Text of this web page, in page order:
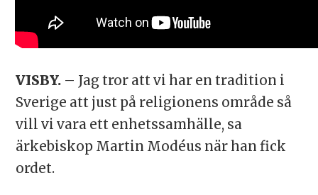
VISBY. – Jag tror att vi har en tradition i
Sverige att just på religionens område så
vill vi vara ett enhetssamhälle, sa
ärkebiskop Martin Modéus när han fick
ordet.